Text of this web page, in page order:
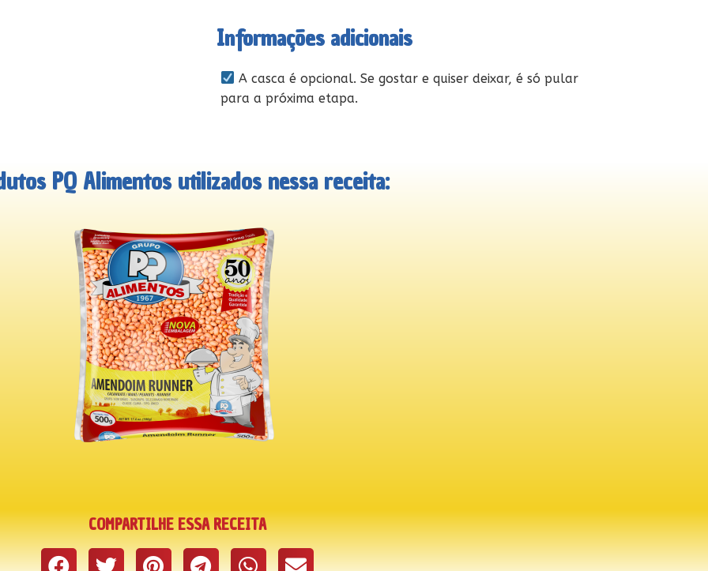
Informações adicionais
A casca é opcional. Se gostar e quiser deixar, é só pular
para a próxima etapa.
PQ Alimentos utilizados nessa receita:
COMPARTILHE ESSA RECEITA